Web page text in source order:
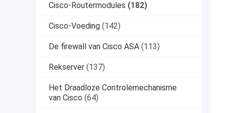
Cisco-Routermodules (182)
Cisco-Voeding (142)
De firewall van Cisco ASA (113)
Rekserver (137)
Het Draadloze Controlemechanisme
van Cisco (64)